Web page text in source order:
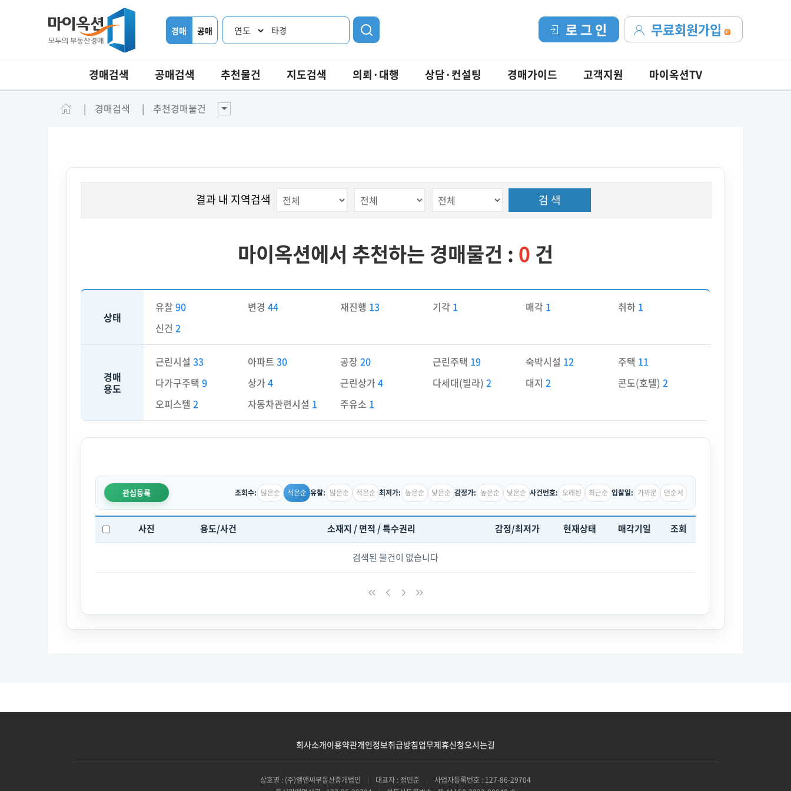
경매 공매 타경 무료회원가입
로 그 인
경매검색 공매검색 추천물건 지도검색 의뢰·대행 상담·컨설팅 경매가이드 고객지원 마이옥션TV
경매검색 추천경매물건
결과 내 지역검색 검 색
마이옥션에서 추천하는 경매물건 : 0 건
상태
유찰 90 변경44 재진행 13 기각 1 매각 1 취하 1
신건 2
경매
용도
근린시설 33 아파트30 공장20 근린주택 19 숙박시설 12 주택 11
다가구주택 9 상가4 근린상가4 다세대(빌라)2 대지 2 콘도(호텔) 2
오피스텔 2 자동차관련시설 1 주유소 1
관심등록 조회수: 많은순 적은순 유찰: 많은순 적은순 최저가: 높은순 낮은순 감정가: 높은순 낮은순 사건번호: 오래된 최근순 입찰일: 가까운 먼순서
사진 용도/사건 소재지 / 면적 / 특수권리 감정/최저가 현재상태 매각기일 조회
검색된 물건이 없습니다
회사소개이용약관개인정보취급방침업무제휴신청오시는길
상호명 : (주)엘앤씨부동산중개법인 | 대표자 : 정민준 |
사업자등록번호 : 127-86-29704